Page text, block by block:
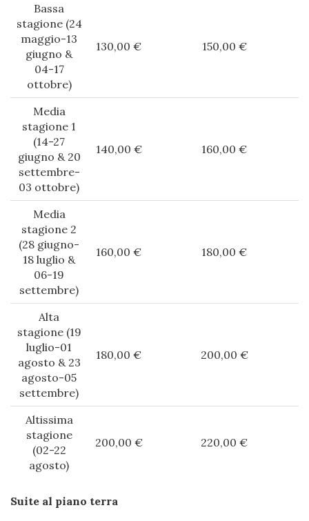
Bassa
stagione (24
maggio-13
giugno &
04-17
ottobre)
130,00 € 150,00 €
Media
stagione 1
(14-27
giugno & 20
settembre-
03 ottobre)
140,00 € 160,00 €
Media
stagione 2
(28 giugno-
18 luglio &
06-19
settembre)
160,00 € 180,00 €
Alta
stagione (19
luglio-01
agosto & 23
agosto-05
settembre)
180,00 € 200,00 €
Altissima
stagione
(02-22
agosto)
200,00 € 220,00 €
Suite al piano terra